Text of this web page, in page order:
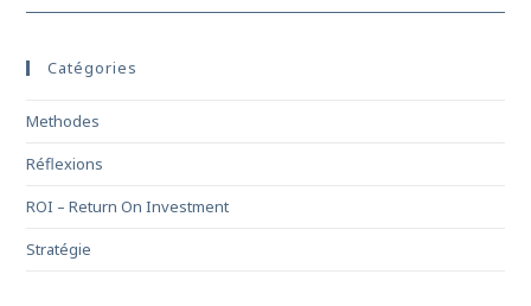
Catégories
Methodes
Réflexions
ROI – Return On Investment
Stratégie